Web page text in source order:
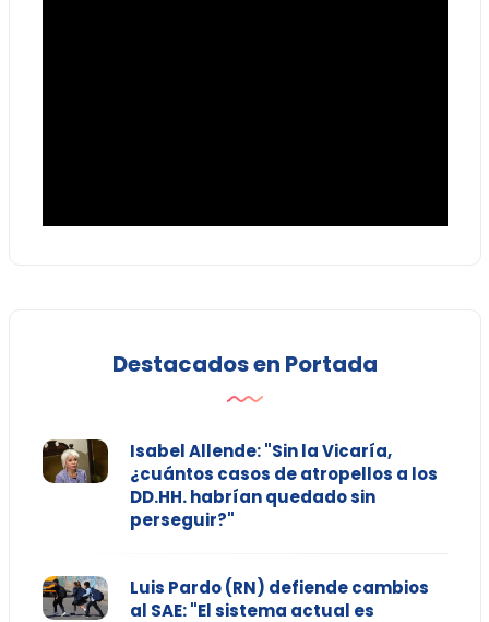
Destacados en Portada
Isabel Allende: "Sin la Vicaría,
¿cuántos casos de atropellos a los
DD.HH. habrían quedado sin
perseguir?"
Luis Pardo (RN) defiende cambios
al SAE: "El sistema actual es